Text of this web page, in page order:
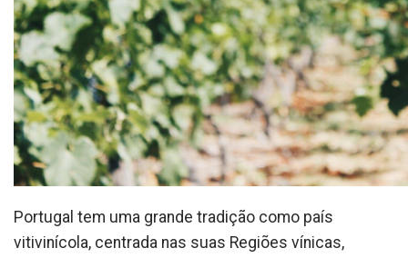
Portugal tem uma grande tradição como país
vitivinícola, centrada nas suas Regiões vínicas,